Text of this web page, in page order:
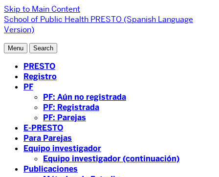
Skip to Main Content
School of Public Health PRESTO (Spanish Language
Version)
Menu Search
PRESTO
Registro
PF
PF: Aún no registrada
PF: Registrada
PF: Parejas
E-PRESTO
Para Parejas
Equipo investigador
Equipo investigador (continuación)
Publicaciones